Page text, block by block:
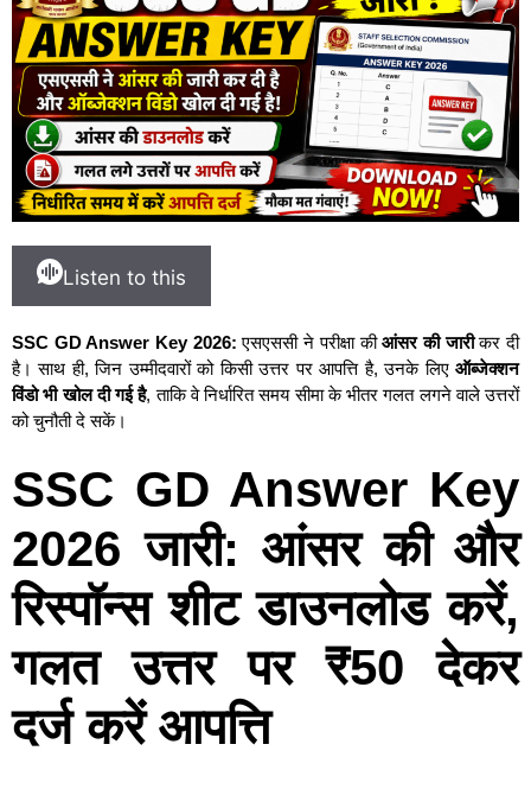
Listen to this
SSC GD Answer Key 2026: एसएससी ने परीक्षा कीआंसर की जारीकर दी
है। साथ ही, जिन उम्मीदवारों को किसी उत्तर पर आपत्ति है, उनके लिए ऑब्जेक्शन
विंडो भी खोल दी गई है, ताकि वे निर्धारित समय सीमा के भीतर गलत लगने वाले उत्तरों
को चुनौती दे सकें।
SSC GD Answer Key
2026 जारी: आंसर की और
रिस्पॉन्स शीट डाउनलोड करें,
गलत उत्तर पर ₹50 देकर
दर्ज करें आपत्ति